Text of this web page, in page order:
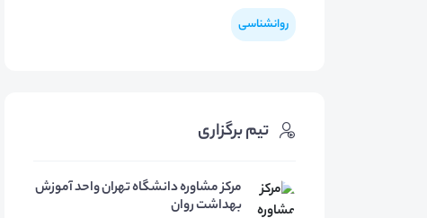
روانشناسی
تیم برگزاری
مرکز مشاوره دانشگاه تهران واحد آموزش
بهداشت روان